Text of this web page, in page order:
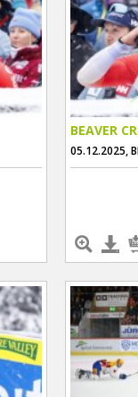
BEAVER
05.12.2025,